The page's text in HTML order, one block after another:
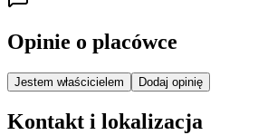
Opinie o placówce
Jestem właścicielem Dodaj opinię
Kontakt i lokalizacja